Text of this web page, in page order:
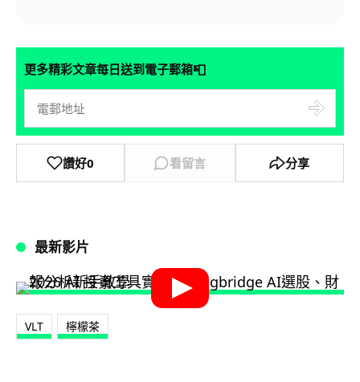
更多精彩文章每日送到電子郵箱📮
讚好0 看留言 分享
最新影片
VLT 檸檬茶